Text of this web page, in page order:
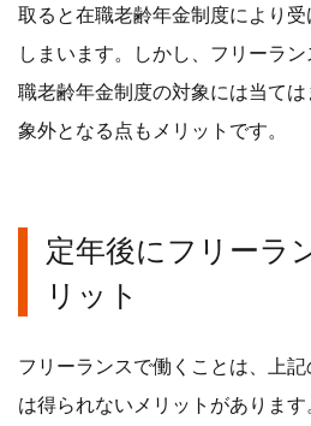
取ると在職老齢年金制度により
しまいます。しかし、フリーラ
職老齢年金制度の対象には当て
象外となる点もメリットです。
定年後にフリーラ
リット
フリーランスで働くことは、上
は得られないメリットがありま